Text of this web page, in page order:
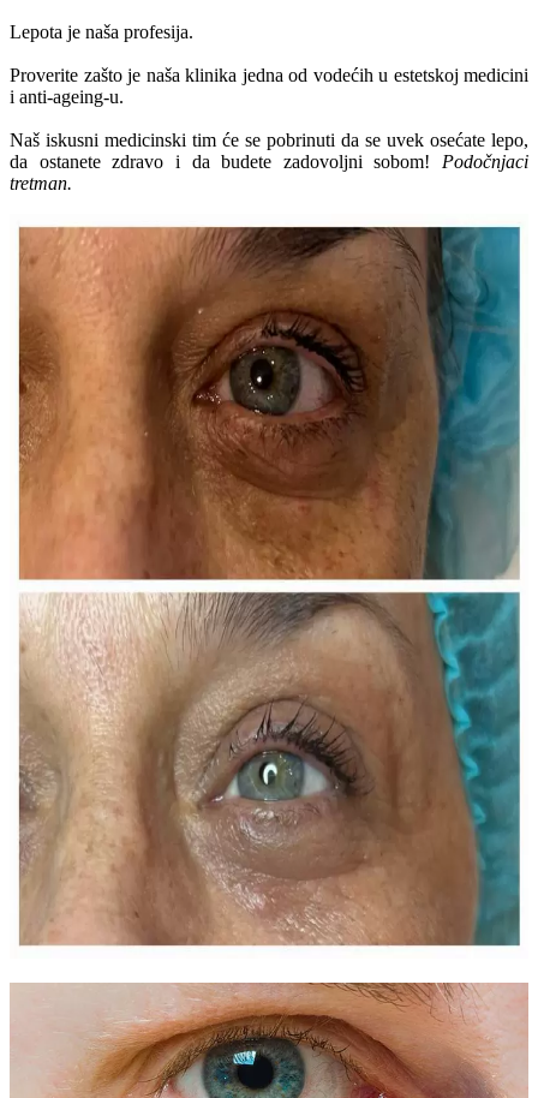
Lepota je naša profesija.
Proverite zašto je naša klinika jedna od vodećih u estetskoj medicini
i anti-ageing-u.
Naš iskusni medicinski tim će se pobrinuti da se uvek osećate lepo,
da ostanete zdravo i da budete zadovoljni sobom! Podočnjaci
tretman.